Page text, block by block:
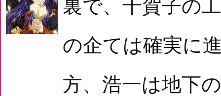
裏で、千賀子の
の企ては確実に
方、浩一は地下